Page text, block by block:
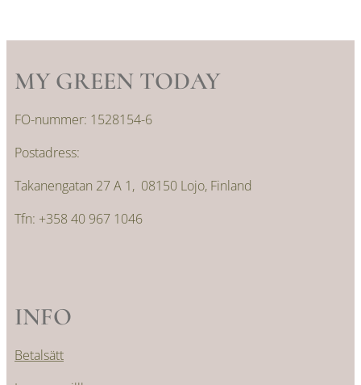
MY GREEN TODAY
FO-nummer: 1528154-6
Postadress:
Takanengatan 27 A 1, 08150 Lojo, Finland
Tfn: +358 40 967 1046
INFO
Betalsätt